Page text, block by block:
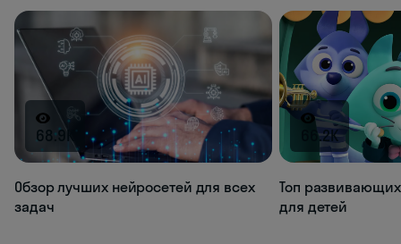
68.9K
Обзор лучших нейросетей для всех
задач
66.2K
Топ
для детей